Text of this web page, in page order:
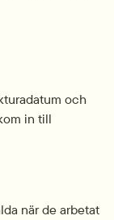
och
in till
när de arbetat